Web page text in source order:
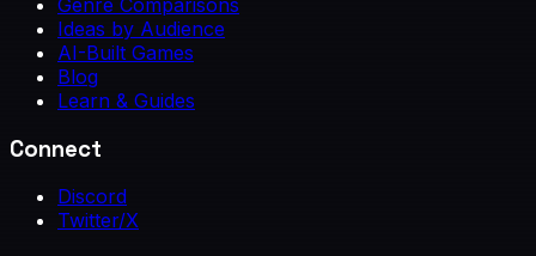
Ideas by Audience
AI-Built Games
Blog
Learn & Guides
Connect
Discord
Twitter/X